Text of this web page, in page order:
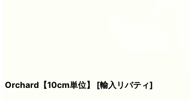
Orchard【10cm単位】 [輸入リバティ]